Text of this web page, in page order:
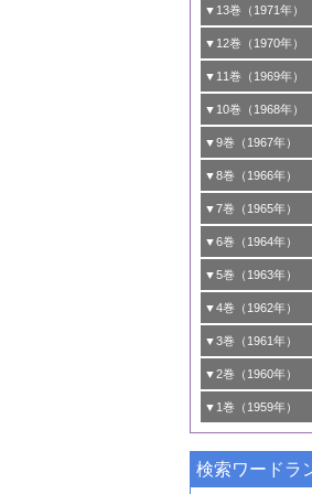
6号 均一系と不均
関連
6号 <<通常号>>
の反応性
3号 <<通常号>>
4号 第35回触媒討論
6号 シンポジウム
2号 <<通常号>>
3号 触媒反応工学
4号 第33回触媒討論
6号 環境問題
1号 第30回触媒討論
2号 新しい触媒とプ
3号 酵素触媒反応
4号 第31回触媒討論
6号 <<通常号>>
▼13巻（1971年）
1号 第28回触媒討論
2号 触媒研究法各論
3号 有機合成におけ
4号 第29回触媒討論
6号 有機合成にお
▼12巻（1970年）
1号 第26回触媒討論
2号 触媒研究法
3号 <<通常号>>
4号 第27回触媒討論
6号 <<通常号>>
▼11巻（1969年）
1号 第24回触媒討論
2号 <<通常号>>
3号 <<通常号>>
4号 第25回触媒討論
機構
機構
▼10巻（1968年）
1号 <<通常号>>
2号 <<通常号>>
3号 <<通常号>>
4号 <<通常号>>
6号 第23回触媒討
▼9巻（1967年）
1号 <<通常号>>
2号 <<通常号>>
3号 <<通常号>>
4号 <<通常号>>
6号 第21回触媒討
▼8巻（1966年）
1号 <<通常号>>
2号 <<通常号>>
3号 第19回触媒討論
4号 <<通常号>>
▼7巻（1965年）
1号 第16回触媒討論
2号 <<通常号>>
3号 第17回触媒討論
4号 <<通常号>>
6号 <<通常号>>
▼6巻（1964年）
1号 第14回触媒討論
2号 錯体触媒シンポ
3号 <<通常号>>
4号 第15回触媒討論
▼5巻（1963年）
1号 <<通常号>>
2号 <<通常号>>
3号 第13回触媒討論
4号 <<通常号>>
▼4巻（1962年）
1号 第11回触媒討論
2号 <<通常号>>
3号 <<通常号>>
4号 第12回触媒討
▼3巻（1961年）
1号 触媒表面の均
2号 第10回触媒討論
3号 <<通常号>>
4号 <<通常号>>
▼2巻（1960年）
1号 <<通常号>>
2号 第9回触媒討論
3号 第2回国際触媒
▼1巻（1959年）
2号 <<通常号>>
検索ワードラ